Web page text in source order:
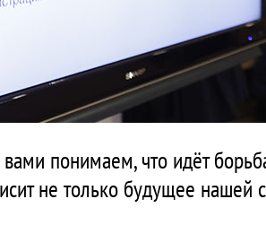
понимаем, что идёт
не только будущее